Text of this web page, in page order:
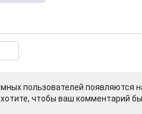
пользователей появляются
чтобы ваш комментарий